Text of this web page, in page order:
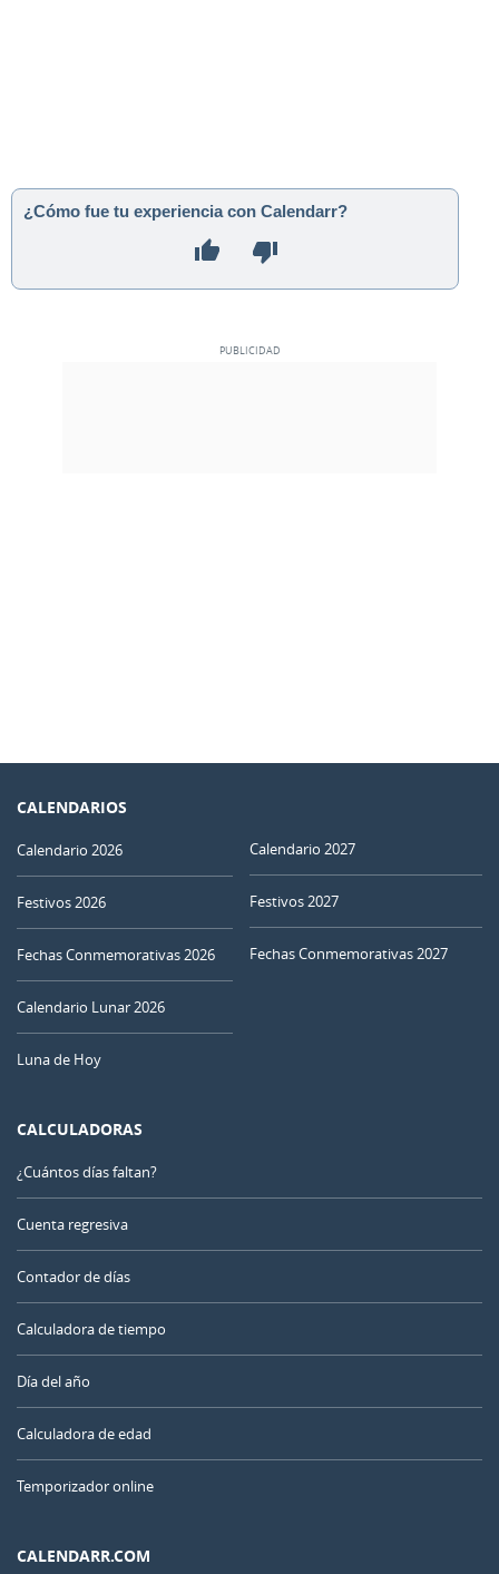
¿Cómo fue tu experiencia con Calendarr?
CALENDARIOS
Calendario 2026
Festivos 2026
Fechas Conmemorativas 2026
Calendario Lunar 2026
Luna de Hoy
Calendario 2027
Festivos 2027
Fechas Conmemorativas 2027
CALCULADORAS
¿Cuántos días faltan?
Cuenta regresiva
Contador de días
Calculadora de tiempo
Día del año
Calculadora de edad
Temporizador online
CALENDARR.COM